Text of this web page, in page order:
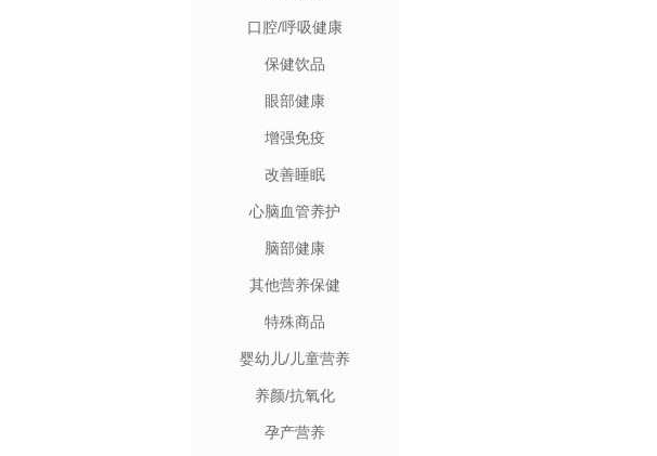
口腔/呼吸健康
保健饮品
眼部健康
增强免疫
改善睡眠
心脑血管养护
脑部健康
其他营养保健
特殊商品
婴幼儿/儿童营养
养颜/抗氧化
孕产营养